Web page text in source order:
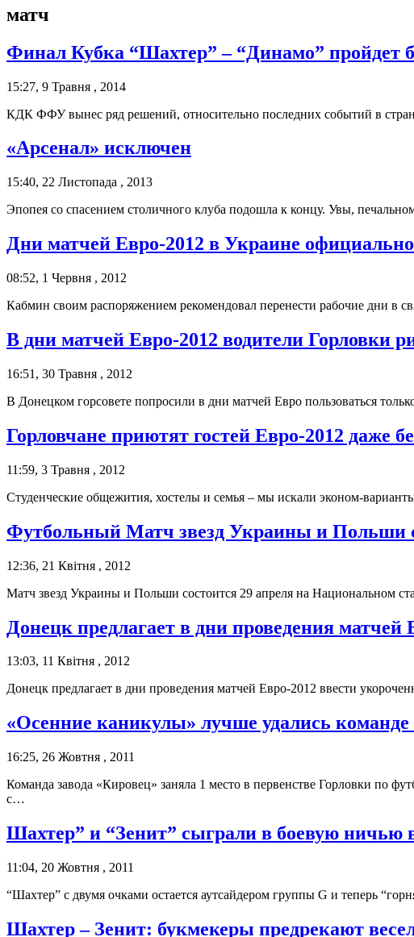
матч
Финал Кубка “Шахтер” – “Динамо” пройдет
15:27, 9 Травня , 2014
КДК ФФУ вынес ряд решений, относительно последних событий в
«Арсенал» исключен
15:40, 22 Листопада , 2013
Эпопея со спасением столичного клуба подошла к концу. Увы,
Дни матчей Евро-2012 в Украине
08:52, 1 Червня , 2012
Кабмин своим распоряжением рекомендовал перенести рабочие дни в
В дни матчей Евро-2012 водители Горловки
16:51, 30 Травня , 2012
В Донецком горсовете попросили в дни матчей Евро пользоваться
Горловчане приютят гостей Евро-2012 даже
11:59, 3 Травня , 2012
Студенческие общежития, хостелы и семья – мы искали эконом-
Футбольный Матч звезд Украины и Польши
12:36, 21 Квітня , 2012
Матч звезд Украины и Польши состоится 29 апреля на Национальном
Донецк предлагает в дни проведения
13:03, 11 Квітня , 2012
Донецк предлагает в дни проведения матчей Евро-2012 ввести
«Осенние каникулы» лучше удались команде
16:25, 26 Жовтня , 2011
Команда завода «Кировец» заняла 1 место в первенстве Горловки по
с…
Шахтер” и “Зенит” сыграли в боевую ничью
11:04, 20 Жовтня , 2011
“Шахтер” с двумя очками остается аутсайдером группы G и теперь
Шахтер – Зенит: букмекеры предрекают